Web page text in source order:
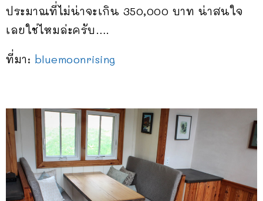
ประมาณที่ไม่น่าจะเกิน 350,000 บาท น่าสนใจ
เลยใช่ไหมล่ะครับ….
ที่มา: bluemoonrising